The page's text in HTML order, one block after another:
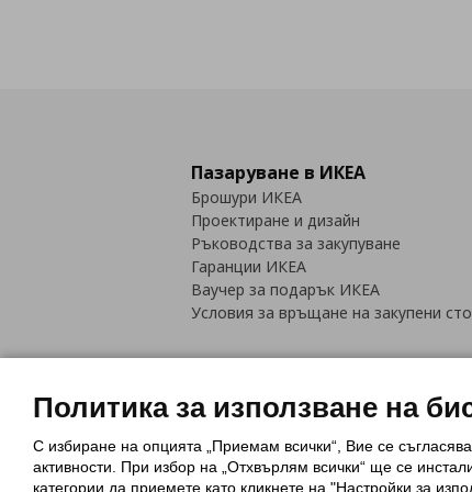
Пазаруване в ИКЕА
Брошури ИКЕА
Проектиране и дизайн
Ръководства за закупуване
Гаранции ИКЕА
Ваучер за подарък ИКЕА
Условия за връщане на закупени
Политика за използване на
Обща политика за личните
Политика за използване на
С избиране на опцията „Приемам всички“, Вие се
активности. При избор на „Отхвърлям всички“ ще се
категории да приемете като кликнете на "Настройки за